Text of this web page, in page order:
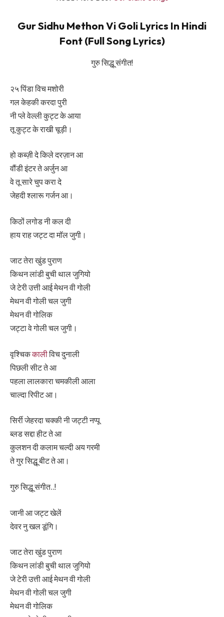
Gur Sidhu Methon Vi Goli Lyrics In Hindi
Font (Full Song Lyrics)
गुरु सिद्धू संगीत!
२५ पिंडा विच मशोरी
गल केहकी करदा पुरी
नी प्ले वेल्ली कुट्ट के आया
तू कुट्ट के राखी चूड़ी।
हो कब्ज़ी दे किले दरज़ान आ
वौंडी इंटर ते अर्जुन आ
वे तू सारे चुप करा दे
जेहदी श्लारू गर्जन आ।
किठों लगोड नी कल दी
हाय राह जट्ट दा मॉल जुगी।
जाट तेरा खुंड पुराण
किथन लांडी बुची थाल जुगियो
जे टेरी उत्ती आई मेथन वी गोली
मेथन वी गोली चल जुगी
मेथन वी गोलिक
जट्टा वे गोली चल जुगी।
वृश्चिककालीविच दुनाली
पिछली सीट ते आ
पहला लालकारा चमकीली आला
चाल्दा रिपीट आ।
सिर्री जेहरदा चक्की नी जट्टी नप्पू
ब्लड सद्दा हीट ते आ
कुलशन दी कलाम चल्दी अय गरमी
ते गुर सिद्धू बीट ते आ।
गुरु सिद्धू संगीत..!
जानी आ जट्ट खेलें
देवर नु खल डूंगि।
जाट तेरा खुंड पुराण
किथन लांडी बुची थाल जुगियो
जे टेरी उत्ती आई मेथन वी गोली
मेथन वी गोली चल जुगी
मेथन वी गोलिक